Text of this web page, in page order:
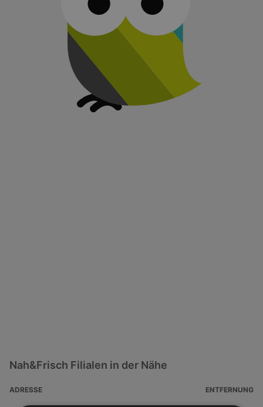
Nah&Frisch Filialen in der Nähe
ADRESSE ENTFERNUNG